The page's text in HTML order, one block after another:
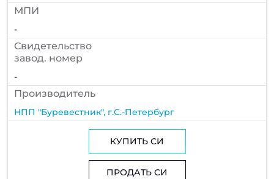
МПИ
-
Cвидетельство
завод. номер
-
Производитель
НПП "Буревестник", г.С.-Петербург
КУПИТЬ СИ
ПРОДАТЬ СИ